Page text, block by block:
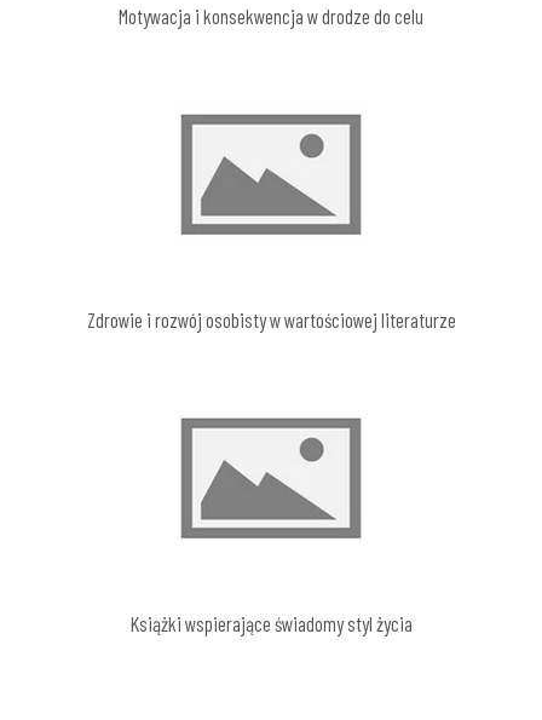
Motywacja i konsekwencja w drodze do celu
Zdrowie i rozwój osobisty w wartościowej literaturze
Książki wspierające świadomy styl życia